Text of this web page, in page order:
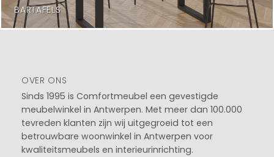
BARTAFELS
OVER ONS
Sinds 1995 is Comfortmeubel een gevestigde
meubelwinkel in Antwerpen. Met meer dan 100.000
tevreden klanten zijn wij uitgegroeid tot een
betrouwbare woonwinkel in Antwerpen voor
kwaliteitsmeubels en interieurinrichting.